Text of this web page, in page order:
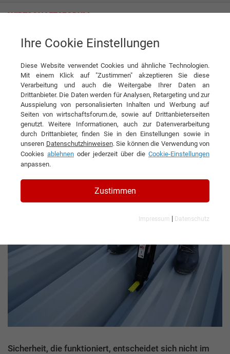
Simpson Strong-Tie GmbH Sie lassen niemanden fallen
Interview Simpson Strong-Tie GmbH
DIESEN ARTIKEL EMPFEHLEN
Sie lassen niemanden fallen
Interview mit Michael Schüler, Technik-
und Produktmanager bei Etanco, sowie mit
Julian Wagner, Vertriebsleiter beim
gleichen Unternehmen
Sicherheit, die funktioniert, entscheidet sich nicht im
Ihre Cookie Einstellungen
Diese Website verwendet Cookies und ähnliche Technologien.
Mit einem Klick auf "Zustimmen" akzeptieren Sie diese
Verarbeitung und auch die Weitergabe Ihrer Daten an
Drittanbieter. Die Daten werden für Analysen, Retargeting und zur
Ausspielung von personalisierten Inhalten und Werbung auf
Seiten von wirtschaftsforum.de, sowie auf Drittanbieterseiten
genutzt. Weitere Informationen, auch zur Datenverarbeitung
durch Drittanbieter, finden Sie in den Einstellungen sowie in
unseren Datenschutzhinweisen. Sie können die Verwendung von
Cookies ablehnen oder jederzeit über die Cookie-Einstellungen
anpassen.
Zustimmen
Impressum | Datenschutz